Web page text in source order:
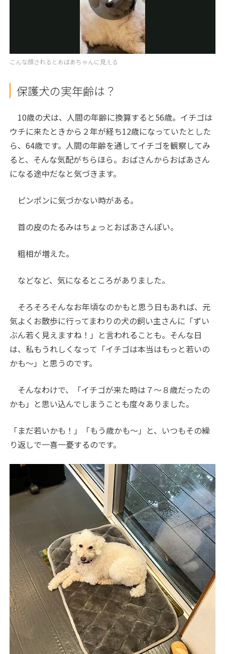
Play
Video
こんな顔されるとおばあちゃんに見える
保護犬の実年齢は？
10歳の犬は、人間の年齢に換算すると56歳。イチゴは
ウチに来たときから２年が経ち12歳になっていたとした
ら、64歳です。人間の年齢を通してイチゴを観察してみ
ると、そんな気配がちらほら。おばさんからおばあさん
になる途中だなと気づきます。
ピンポンに気づかない時がある。
首の皮のたるみはちょっとおばあさんぽい。
粗相が増えた。
などなど、気になるところがありました。
そろそろそんなお年頃なのかもと思う日もあれば、元
気よくお散歩に行ってまわりの犬の飼い主さんに「ずい
ぶん若く見えますね！」と言われることも。そんな日
は、私もうれしくなって「イチゴは本当はもっと若いの
かも〜」と思うのです。
そんなわけで、「イチゴが来た時は７〜８歳だったの
かも」と思い込んでしまうことも度々ありました。
「まだ若いかも！」「もう歳かも〜」と、いつもその繰
り返しで一喜一憂するのです。